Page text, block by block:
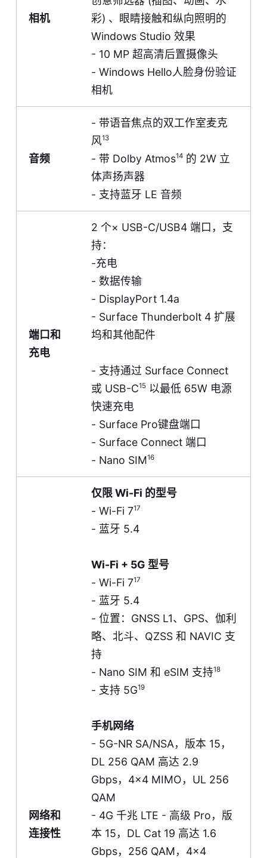
相机
彩) 、眼睛接触和纵向照明的
Windows Studio 效果
- 10 MP 超高清后置摄像头
- Windows Hello人脸身份验证
相机
音频
- 带语音焦点的双工作室麦克
风13
- 带 Dolby Atmos14 的 2W 立
体声扬声器
- 支持蓝牙 LE 音频
端口和
充电
2 个× USB-C/USB4 端口，支
持：
-充电
- 数据传输
- DisplayPort 1.4a
- Surface Thunderbolt 4 扩展
坞和其他配件
- 支持通过 Surface Connect
或 USB-C15 以最低 65W 电源
快速充电
- Surface Pro键盘端口
- Surface Connect 端口
- Nano SIM16
网络和
连接性
仅限 Wi-Fi 的型号
- Wi-Fi 717
- 蓝牙 5.4
Wi-Fi + 5G 型号
- Wi-Fi 717
- 蓝牙 5.4
- 位置：GNSS L1、GPS、伽利
略、北斗、QZSS 和 NAVIC 支
持
- Nano SIM 和 eSIM 支持18
- 支持 5G19
手机网络
- 5G-NR SA/NSA，版本 15，
DL 256 QAM 高达 2.9
Gbps，4x4 MIMO，UL 256
QAM
- 4G 千兆 LTE - 高级 Pro，版
本 15，DL Cat 19 高达 1.6
Gbps，256 QAM，4x4